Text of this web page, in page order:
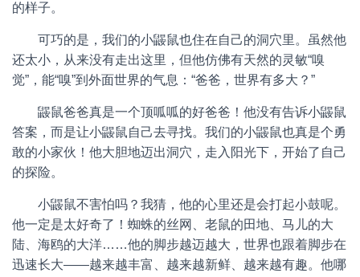
的样子。
可巧的是，我们的小鼹鼠也住在自己的洞穴里。虽然他
还太小，从来没有走出这里，但他仿佛有天然的灵敏“嗅
觉”，能“嗅”到外面世界的气息：“爸爸，世界有多大？”
鼹鼠爸爸真是一个顶呱呱的好爸爸！他没有告诉小鼹鼠
答案，而是让小鼹鼠自己去寻找。我们的小鼹鼠也真是个勇
敢的小家伙！他大胆地迈出洞穴，走入阳光下，开始了自己
的探险。
小鼹鼠不害怕吗？我猜，他的心里还是会打起小鼓呢。
他一定是太好奇了！蜘蛛的丝网、老鼠的田地、马儿的大
陆、海鸥的大洋……他的脚步越迈越大，世界也跟着脚步在
迅速长大——越来越丰富、越来越新鲜、越来越有趣。他哪